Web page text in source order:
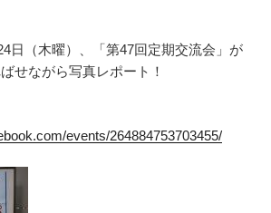
日（木曜）、「第47回定期交流会」が
せながら写真レポート！
events/264884753703455/